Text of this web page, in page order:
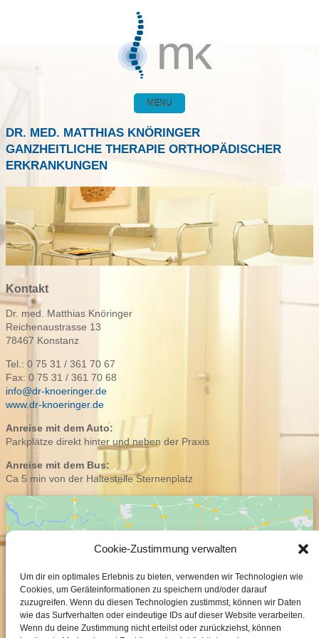
Cookie-Zustimmung verwalten
Um dir ein optimales Erlebnis zu bieten, verwenden wir Technologien wie
Cookies, um Geräteinformationen zu speichern und/oder darauf
zuzugreifen. Wenn du diesen Technologien zustimmst, können wir Daten
wie das Surfverhalten oder eindeutige IDs auf dieser Website verarbeiten.
Wenn du deine Zustimmung nicht erteilst oder zurückziehst, können
MENU
DR. MED. MATTHIAS KNÖRINGER
GANZHEITLICHE THERAPIE ORTHOPÄDISCHER
ERKRANKUNGEN
Kontakt
Dr. med. Matthias Knöringer
Reichenaustrasse 13
78467 Konstanz
Tel.: 0 75 31 / 361 70 67
Fax: 0 75 31 / 361 70 68
info@dr-knoeringer.de
www.dr-knoeringer.de
Anreise mit dem Auto:
Parkplätze direkt hinter und neben der Praxis
Anreise mit dem Bus:
Ca 5 min von der Haltestelle Sternenplatz
Klicke hier, um Marketing-Cookies zu
akzeptieren und diesen Inhalt zu aktivieren